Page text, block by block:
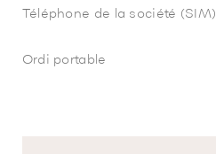
Téléphone de la société (SIM)
Ordi portable